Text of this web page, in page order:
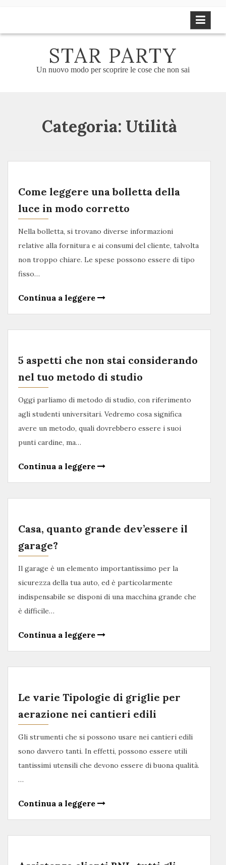
STAR PARTY
Un nuovo modo per scoprire le cose che non sai
Categoria: Utilità
Come leggere una bolletta della
luce in modo corretto
Nella bolletta, si trovano diverse informazioni
relative alla fornitura e ai consumi del cliente, talvolta
non troppo chiare. Le spese possono essere di tipo
fisso…
Continua a leggere
5 aspetti che non stai considerando
nel tuo metodo di studio
Oggi parliamo di metodo di studio, con riferimento
agli studenti universitari. Vedremo cosa significa
avere un metodo, quali dovrebbero essere i suoi
punti cardine, ma…
Continua a leggere
Casa, quanto grande dev’essere il
garage?
Il garage è un elemento importantissimo per la
sicurezza della tua auto, ed è particolarmente
indispensabile se disponi di una macchina grande che
è difficile…
Continua a leggere
Le varie Tipologie di griglie per
aerazione nei cantieri edili
Gli strumenti che si possono usare nei cantieri edili
sono davvero tanti. In effetti, possono essere utili
tantissimi utensili che devono essere di buona qualità.
…
Continua a leggere